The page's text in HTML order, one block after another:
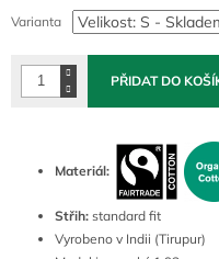
cena:
Varianta
PŘIDAT DO
Materiál:
Střih: standard fit
Vyrobeno v Indii (Tirupur)